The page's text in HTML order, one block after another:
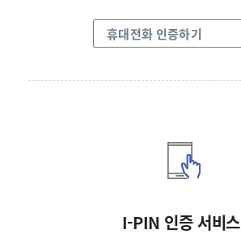
휴대전화 인증하기
I-PIN 인증 서비스